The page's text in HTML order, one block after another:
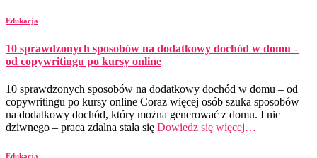
Edukacja
10 sprawdzonych sposobów na dodatkowy dochód w domu –
od copywritingu po kursy online
10 sprawdzonych sposobów na dodatkowy dochód w domu – od
copywritingu po kursy online Coraz więcej osób szuka sposobów
na dodatkowy dochód, który można generować z domu. I nic
dziwnego – praca zdalna stała się Dowiedz się więcej…
Edukacja